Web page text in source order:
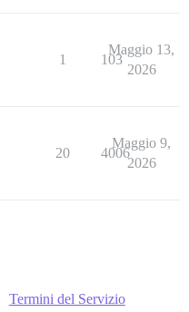
1 103
Maggio 13,
2026
20 4006
Maggio 9,
2026
Termini del Servizio